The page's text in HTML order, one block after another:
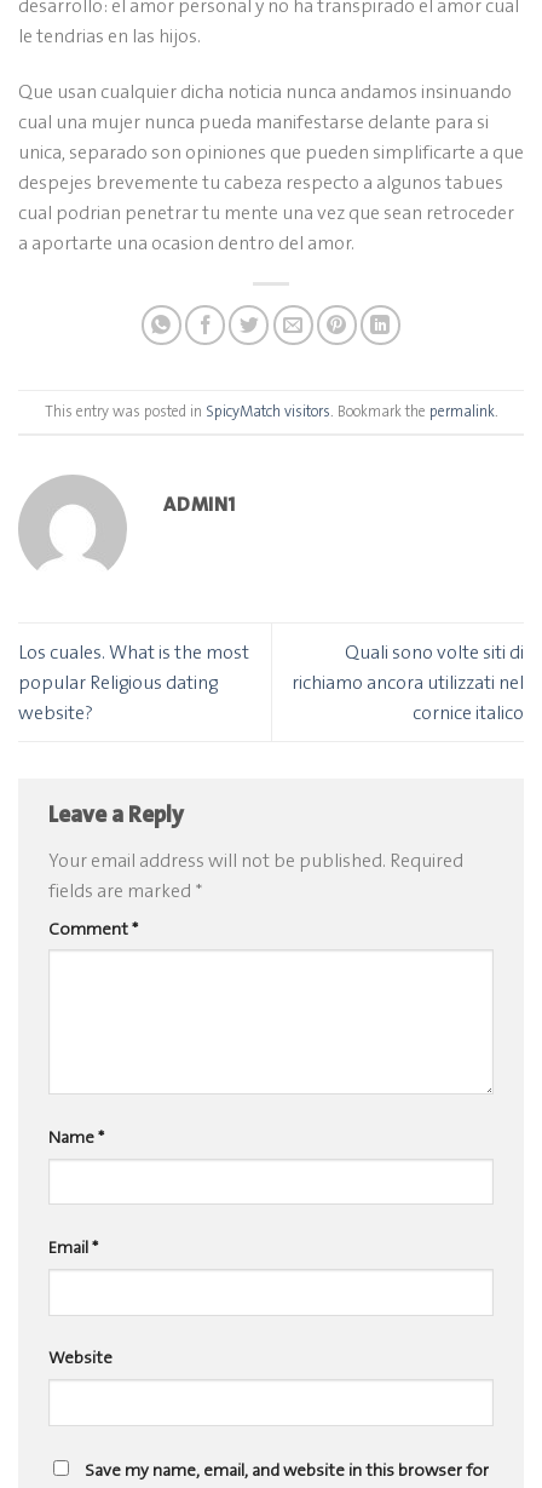
desarrollo: el amor personal y no ha transpirado el amor cual
le tendri­as en las hijos.
Que usan cualquier dicha noticia nunca andamos insinuando
cual una mujer nunca pueda manifestarse delante para si
unica, separado son opiniones que pueden simplificarte a que
despejes brevemente tu cabeza respecto a algunos tabues
cual podrian penetrar tu mente una vez que sean retroceder
a aportarte una ocasion dentro del amor.
This entry was posted in SpicyMatch visitors. Bookmark the permalink.
ADMIN1
Los cuales. What is the most
popular Religious dating
website?
Quali sono volte siti di
richiamo ancora utilizzati nel
cornice italico
Leave a Reply
Your email address will not be published. Required
fields are marked *
Comment*
Name*
Email*
Website
Save my name, email, and website in this browser for